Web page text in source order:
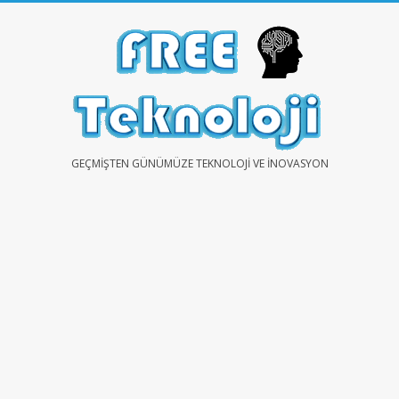
FREEGEÇMIŞTEN GÜNÜMÜZE TEKNOLOJI VE İNOVASYON